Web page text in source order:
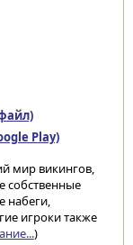
Play)
мир викингов,
собственные
набеги,
игроки также
)